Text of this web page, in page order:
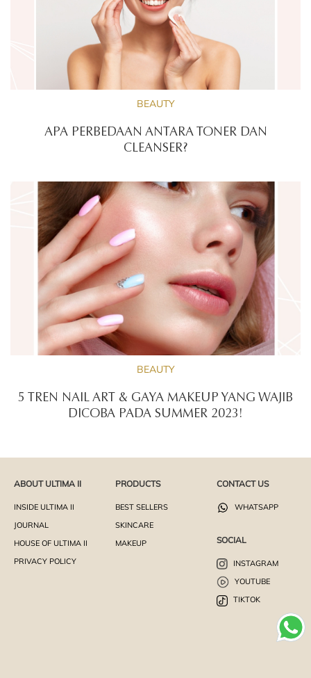
BEAUTY
APA PERBEDAAN ANTARA TONER DAN
CLEANSER?
BEAUTY
5 TREN NAIL ART & GAYA MAKEUP YANG WAJIB
DICOBA PADA SUMMER 2023!
ABOUT ULTIMA II
INSIDE ULTIMA II
JOURNAL
HOUSE OF ULTIMA II
PRIVACY POLICY
PRODUCTS
BEST SELLERS
SKINCARE
MAKEUP
CONTACT US
WHATSAPP
SOCIAL
INSTAGRAM
YOUTUBE
TIKTOK